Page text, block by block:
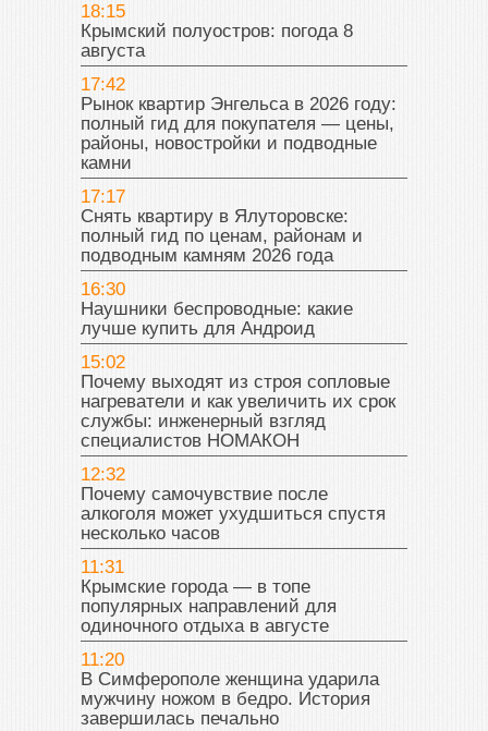
18:15
Крымский полуостров: погода 8
августа
17:42
Рынок квартир Энгельса в 2026 году:
полный гид для покупателя — цены,
районы, новостройки и подводные
камни
17:17
Снять квартиру в Ялуторовске:
полный гид по ценам, районам и
подводным камням 2026 года
16:30
Наушники беспроводные: какие
лучше купить для Андроид
15:02
Почему выходят из строя сопловые
нагреватели и как увеличить их срок
службы: инженерный взгляд
специалистов НОМАКОН
12:32
Почему самочувствие после
алкоголя может ухудшиться спустя
несколько часов
11:31
Крымские города — в топе
популярных направлений для
одиночного отдыха в августе
11:20
В Симферополе женщина ударила
мужчину ножом в бедро. История
завершилась печально